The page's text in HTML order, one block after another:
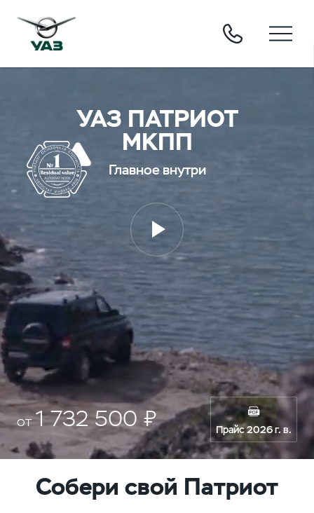
УАЗ ПАТРИОТ
МКПП
Главное внутри
от1 732 500 ₽ Прайс 2026 г. в.
Собери свой Патриот